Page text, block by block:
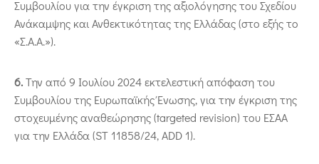
Συμβουλίου για την έγκριση της αξιολόγησης του Σχεδίου
Ανάκαμψης και Ανθεκτικότητας της Ελλάδας (στο εξής το
«Σ.Α.Α.»).
6.Την από 9 Ιουλίου 2024 εκτελεστική απόφαση του
Συμβουλίου της Ευρωπαϊκής Ένωσης, για την έγκριση της
στοχευμένης αναθεώρησης (targeted revision) του ΕΣΑΑ
για την Ελλάδα (ST 11858/24, ADD 1).